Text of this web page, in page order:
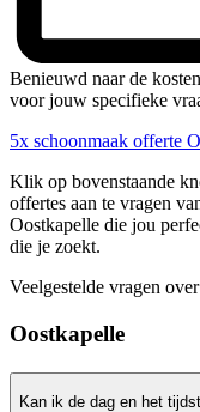
Benieuwd naar de
voor jouw specifieke
5x schoonmaak offerte
Klik op bovenstaande
offertes aan te vragen
Oostkapelle die jou
die je zoekt.
Veelgestelde vragen
Oostkapelle
Kan ik de dag en het